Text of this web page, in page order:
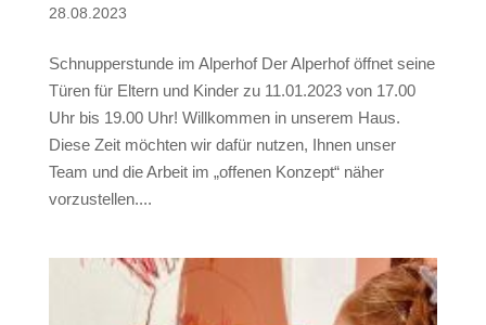
28.08.2023
Schnupperstunde im Alperhof Der Alperhof öffnet seine
Türen für Eltern und Kinder zu 11.01.2023 von 17.00
Uhr bis 19.00 Uhr! Willkommen in unserem Haus.
Diese Zeit möchten wir dafür nutzen, Ihnen unser
Team und die Arbeit im „offenen Konzept“ näher
vorzustellen....